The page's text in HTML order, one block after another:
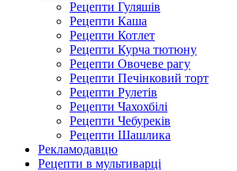
Рецепти Гуляшів
Рецепти Каша
Рецепти Котлет
Рецепти Курча тютюну
Рецепти Овочеве рагу
Рецепти Печінковий торт
Рецепти Рулетів
Рецепти Чахохбілі
Рецепти Чебуреків
Рецепти Шашлика
Рекламодавцю
Рецепти в мультиварці